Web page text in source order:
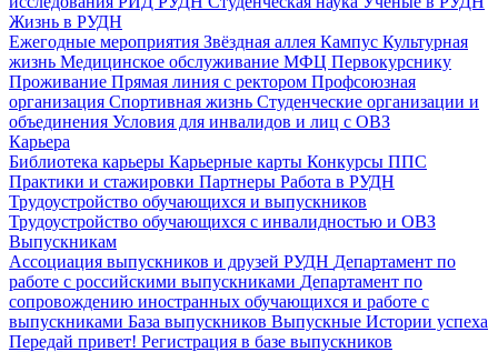
Жизнь в РУДН
Ежегодные мероприятия Звёздная аллея Кампус Культурная
жизнь Медицинское обслуживание МФЦ Первокурснику
Проживание Прямая линия с ректором Профсоюзная
организация Спортивная жизнь Студенческие организации и
объединения Условия для инвалидов и лиц с ОВЗ
Карьера
Библиотека карьеры Карьерные карты Конкурсы ППС
Практики и стажировки Партнеры Работа в РУДН
Трудоустройство обучающихся и выпускников
Трудоустройство обучающихся с инвалидностью и ОВЗ
Выпускникам
Ассоциация выпускников и друзей РУДН Департамент по
работе с российскими выпускниками Департамент по
сопровождению иностранных обучающихся и работе с
выпускниками База выпускников Выпускные Истории успеха
Передай привет! Регистрация в базе выпускников